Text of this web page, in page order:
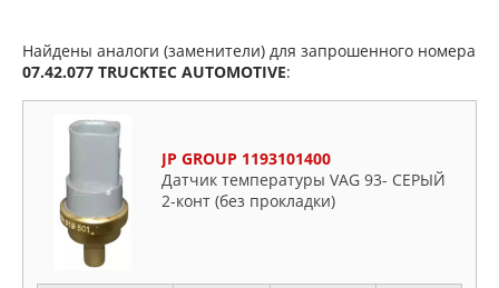
Найдены аналоги (заменители) для запрошенного номера
07.42.077 TRUCKTEC AUTOMOTIVE:
JP GROUP 1193101400
Датчик температуры VAG 93- СЕРЫЙ
2-конт (без прокладки)